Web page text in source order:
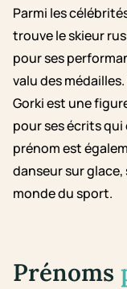
Parmi les
trouve le skieur
pour ses
valu des
Gorki est une
pour ses écrits
prénom est
danseur sur
monde du sport.
Prénoms